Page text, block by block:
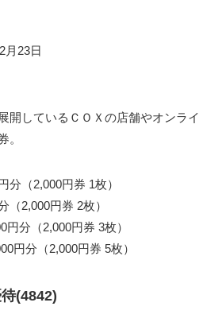
月23日
開しているＣＯＸの店舗やオンライ
。
分（2,000円券 1枚）
（2,000円券 2枚）
円分（2,000円券 3枚）
円分（2,000円券 5枚）
(4842)